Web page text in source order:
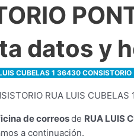
datos y
CUBELAS 1 36430
de correosde RUA LUIS
a continuación.